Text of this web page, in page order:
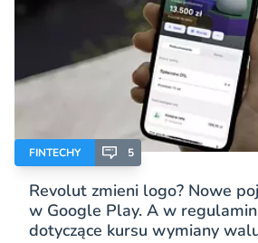
FINTECHY 5
Revolut zmieni logo? Nowe
w Google Play. A w
dotyczące kursu wymiany